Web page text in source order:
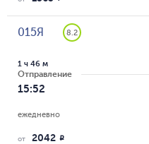
015Я 8.2
Отправление
15:52
1 ч 46 м
ежедневно
от 2042 R